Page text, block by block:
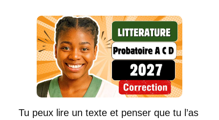
Tu peux lire un texte et penser que tu l’as